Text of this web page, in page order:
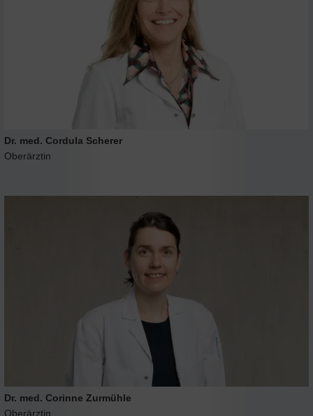
Dr. med. Cordula Scherer
Oberärztin
Dr. med. Corinne Zurmühle
Oberärztin